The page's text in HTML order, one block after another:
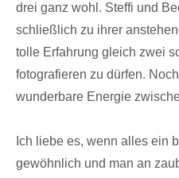
drei ganz wohl. Steffi und
schließlich zu ihrer
tolle Erfahrung gleich zwei
fotografieren zu dürfen.
wunderbare Energie
Ich liebe es, wenn alles ein
gewöhnlich und man an